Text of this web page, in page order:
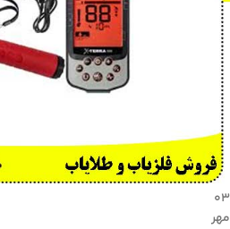
۰۳
مهر